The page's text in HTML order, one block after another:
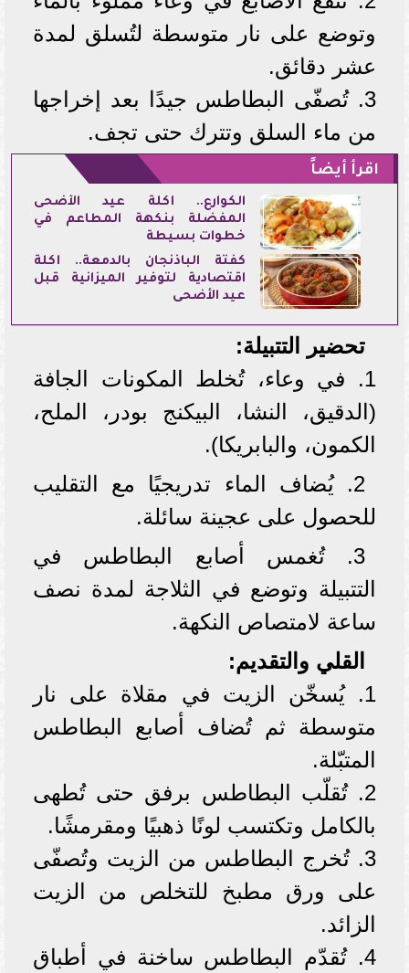
وتوضع على نار متوسطة لتُسلق لمدة
عشر دقائق.
3. تُصفّى البطاطس جيدًا بعد إخراجها
من ماء السلق وتترك حتى تجف.
اقرأ أيضاً
الكوارع.. أكلة عيد الأضحى
المفضلة بنكهة المطاعم في
خطوات بسيطة
كفتة الباذنجان بالدمعة.. أكلة
اقتصادية لتوفير الميزانية قبل
عيد الأضحى
تحضير التتبيلة:
1. في وعاء، تُخلط المكونات الجافة
(الدقيق، النشا، البيكنج بودر، الملح،
الكمون، والبابريكا).
2. يُضاف الماء تدريجيًا مع التقليب
للحصول على عجينة سائلة.
3. تُغمس أصابع البطاطس في
التتبيلة وتوضع في الثلاجة لمدة نصف
ساعة لامتصاص النكهة.
القلي والتقديم:
1. يُسخّن الزيت في مقلاة على نار
متوسطة ثم تُضاف أصابع البطاطس
المتبّلة.
2. تُقلّب البطاطس برفق حتى تُطهى
بالكامل وتكتسب لونًا ذهبيًا ومقرمشًا.
3. تُخرج البطاطس من الزيت وتُصفّى
على ورق مطبخ للتخلص من الزيت
الزائد.
4. تُقدّم البطاطس ساخنة في أطباق